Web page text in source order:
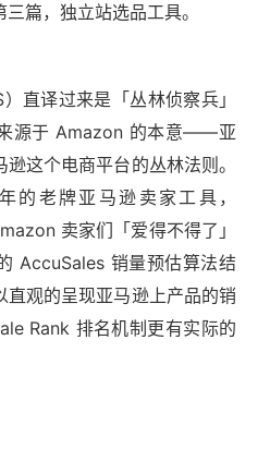
篇，独立站选品工具。
直译过来是「丛林侦察兵」
源于 Amazon 的本意——亚
这个电商平台的丛林法则。
的老牌亚马逊卖家工具，
卖家们「爱得不得了」
AccuSales 销量预估算法结
直观的呈现亚马逊上产品的销
Rank 排名机制更有实际的